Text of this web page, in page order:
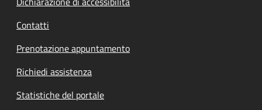
Contatti
Prenotazione appuntamento
Richiedi assistenza
Statistiche del portale